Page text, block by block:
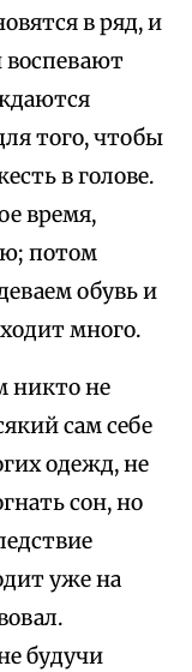
в ряд, и
воспевают
того, чтобы
в голове.
время,
потом
обувь и
много.
никто не
сам себе
одежд, не
сон, но
уже на
будучи